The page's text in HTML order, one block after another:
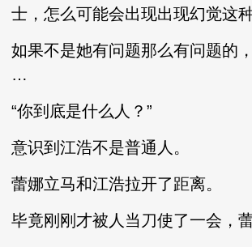
士，怎么可能会出现出现幻觉这种
如果不是她有问题那么有问题的
…
“你到底是什么人？”
意识到江浩不是普通人。
蕾娜立马和江浩拉开了距离。
毕竟刚刚才被人当刀使了一会，